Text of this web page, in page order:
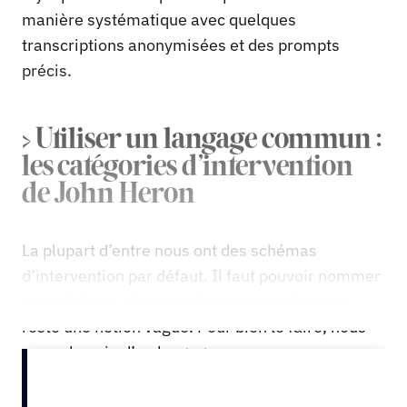
manière systématique avec quelques
transcriptions anonymisées et des prompts
précis.
> Utiliser un langage commun :
les catégories d’intervention
de John Heron
La plupart d’entre nous ont des schémas
d’intervention par défaut. Il faut pouvoir nommer
reste une notion vague. Pour bien le faire, nous
avons besoin d’un langage commun.